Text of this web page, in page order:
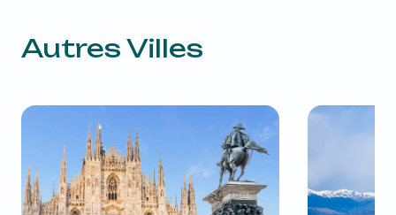
Autres Villes